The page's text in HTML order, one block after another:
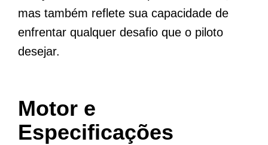
mas também reflete sua capacidade de
enfrentar qualquer desafio que o piloto
desejar.
Motor e
Especificações